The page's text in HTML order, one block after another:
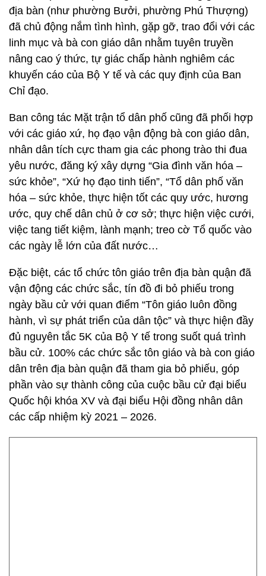
địa bàn (như phường Bưởi, phường Phú Thượng)
đã chủ động nắm tình hình, gặp gỡ, trao đổi với các
linh mục và bà con giáo dân nhằm tuyên truyền
nâng cao ý thức, tự giác chấp hành nghiêm các
khuyến cáo của Bộ Y tế và các quy định của Ban
Chỉ đạo.
Ban công tác Mặt trận tổ dân phố cũng đã phối hợp
với các giáo xứ, họ đạo vận động bà con giáo dân,
nhân dân tích cực tham gia các phong trào thi đua
yêu nước, đăng ký xây dựng “Gia đình văn hóa –
sức khỏe”, “Xứ họ đạo tinh tiến”, “Tổ dân phố văn
hóa – sức khỏe, thực hiện tốt các quy ước, hương
ước, quy chế dân chủ ở cơ sở; thực hiện việc cưới,
việc tang tiết kiệm, lành mạnh; treo cờ Tổ quốc vào
các ngày lễ lớn của đất nước…
Đặc biệt, các tổ chức tôn giáo trên địa bàn quận đã
vận động các chức sắc, tín đồ đi bỏ phiếu trong
ngày bầu cử với quan điểm “Tôn giáo luôn đồng
hành, vì sự phát triển của dân tộc” và thực hiện đầy
đủ nguyên tắc 5K của Bộ Y tế trong suốt quá trình
bầu cử. 100% các chức sắc tôn giáo và bà con giáo
dân trên địa bàn quận đã tham gia bỏ phiếu, góp
phần vào sự thành công của cuộc bầu cử đại biểu
Quốc hội khóa XV và đại biểu Hội đồng nhân dân
các cấp nhiệm kỳ 2021 – 2026.